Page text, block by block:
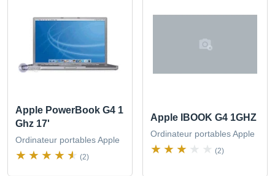
Apple PowerBook G4 1
Ghz 17'
Ordinateur portables Apple
(2)
Apple IBOOK G4 1GHZ
Ordinateur portables Apple
(2)